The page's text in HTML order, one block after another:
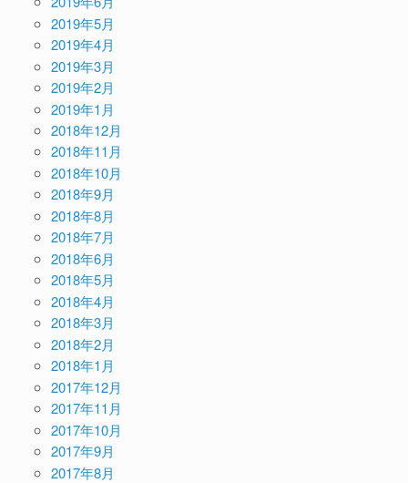
2019年5月
2019年4月
2019年3月
2019年2月
2019年1月
2018年12月
2018年11月
2018年10月
2018年9月
2018年8月
2018年7月
2018年6月
2018年5月
2018年4月
2018年3月
2018年2月
2018年1月
2017年12月
2017年11月
2017年10月
2017年9月
2017年8月